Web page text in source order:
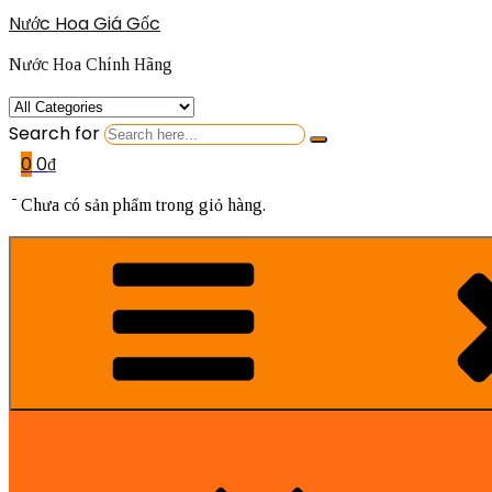
Nước Hoa Giá Gốc
Nước Hoa Chính Hãng
Search for
00₫
Chưa có sản phẩm trong giỏ hàng.